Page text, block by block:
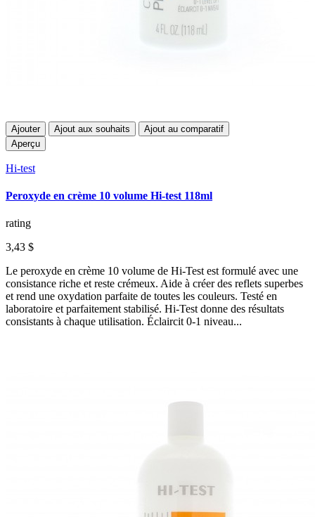
Ajouter Ajout aux souhaits
Ajout au comparatif
Aperçu
Hi-test
Peroxyde en crème 10 volume Hi-test 118ml
rating
3,43 $
Le peroxyde en crème 10 volume de Hi-Test est formulé avec une
consistance riche et reste crémeux. Aide à créer des reflets superbes
et rend une oxydation parfaite de toutes les couleurs. Testé en
laboratoire et parfaitement stabilisé. Hi-Test donne des résultats
consistants à chaque utilisation. Éclaircit 0-1 niveau...